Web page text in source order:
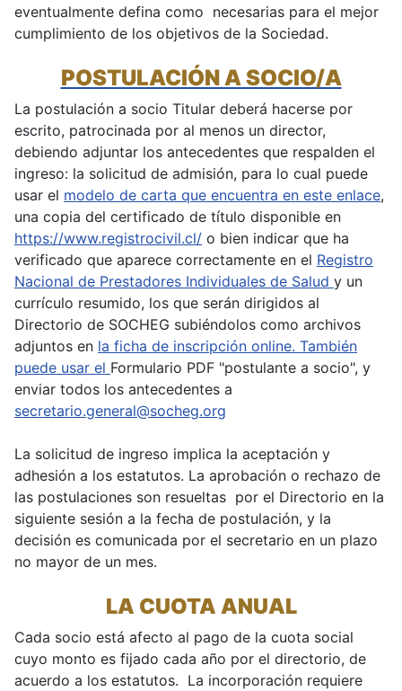
eventualmente defina como necesarias para el mejor
cumplimiento de los objetivos de la Sociedad.
POSTULACIÓN A SOCIO/A
La postulación a socio Titular deberá hacerse por
escrito, patrocinada por al menos un director,
debiendo adjuntar los antecedentes que respalden el
ingreso: la solicitud de admisión, para lo cual puede
usar el modelo de carta que encuentra en este enlace,
una copia del certificado de título disponible en
https://www.registrocivil.cl/ o bien indicar que ha
verificado que aparece correctamente en el Registro
Nacional de Prestadores Individuales de Salud y un
currículo resumido, los que serán dirigidos al
Directorio de SOCHEG subiéndolos como archivos
adjuntos en la ficha de inscripción online. También
puede usar el Formulario PDF "postulante a socio", y
enviar todos los antecedentes a
secretario.general@socheg.org
La solicitud de ingreso implica la aceptación y
adhesión a los estatutos. La aprobación o rechazo de
las postulaciones son resueltas por el Directorio en la
siguiente sesión a la fecha de postulación, y la
decisión es comunicada por el secretario en un plazo
no mayor de un mes.
LA CUOTA ANUAL
Cada socio está afecto al pago de la cuota social
cuyo monto es fijado cada año por el directorio, de
acuerdo a los estatutos. La incorporación requiere